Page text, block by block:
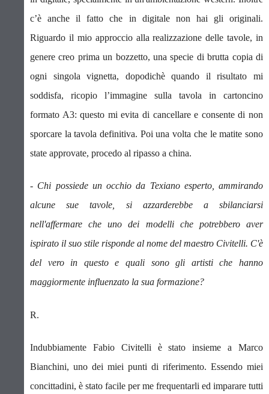
c’è anche il fatto che in digitale non hai gli originali.
Riguardo il mio approccio alla realizzazione delle tavole, in
genere creo prima un bozzetto, una specie di brutta copia di
ogni singola vignetta, dopodichè quando il risultato mi
soddisfa, ricopio l’immagine sulla tavola in cartoncino
formato A3: questo mi evita di cancellare e consente di non
sporcare la tavola definitiva. Poi una volta che le matite sono
state approvate, procedo al ripasso a china.
- Chi possiede un occhio da Texiano esperto, ammirando
alcune sue tavole, si azzarderebbe a sbilanciarsi
nell'affermare che uno dei modelli che potrebbero aver
ispirato il suo stile risponde al nome del maestro Civitelli. C'è
del vero in questo e quali sono gli artisti che hanno
maggiormente influenzato la sua formazione?
R.
Indubbiamente Fabio Civitelli è stato insieme a Marco
Bianchini, uno dei miei punti di riferimento. Essendo miei
concittadini, è stato facile per me frequentarli ed imparare tutti